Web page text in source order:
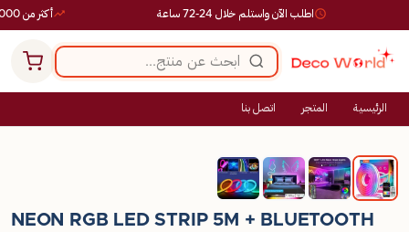
أكثر من 10,000 طلب ناجح اطلب الآن واستلم خلال 24-72 ساعة
الرئيسية المتجر اتصل بنا
-22%
NEON RGB LED STRIP 5M + BLUETOOTH